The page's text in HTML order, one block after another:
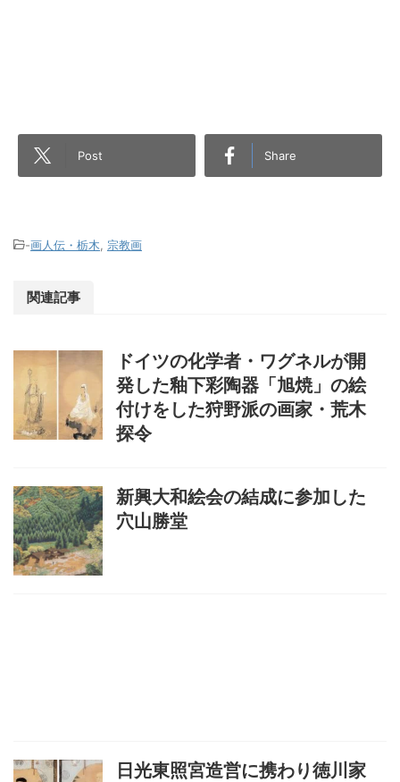
Post Share
-画人伝・栃木 宗教画
関連記事
ドイツの化学者・ワグネルが開
発した釉下彩陶器「旭焼」の絵
付けをした狩野派の画家・荒木
探令
新興大和絵会の結成に参加した
穴山勝堂
日光東照宮造営に携わり徳川家